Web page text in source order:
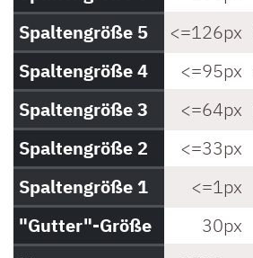
Spaltengröße 5
<=126px
Spaltengröße 4
<=95px
Spaltengröße 3
<=64px
Spaltengröße 2
<=33px
Spaltengröße 1
<=1px
"Gutter"-Größe
30px